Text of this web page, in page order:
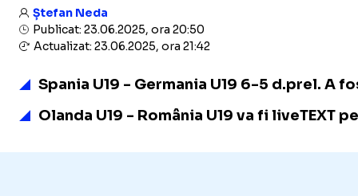
Ștefan Neda
Publicat: 23.06.2025, ora 20:50
Actualizat: 23.06.2025, ora 21:42
Spania U19 - Germania U19 6-5 d.prel. A
Olanda U19 - România U19 va fi liveTEXT